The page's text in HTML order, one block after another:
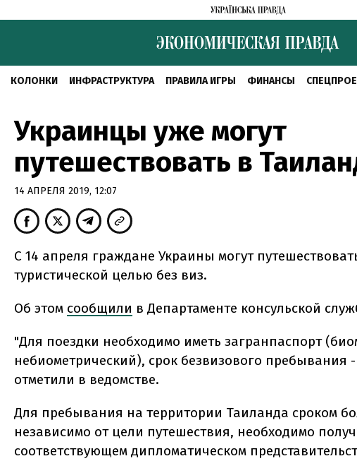
КОЛОНКИ ИНФРАСТРУКТУРА ПРАВИЛА ИГРЫ ФИНАНСЫ
Украинцы уже могут
путешествовать в
14 АПРЕЛЯ 2019, 12:07
С 14 апреля граждане Украины могут
туристической целью без виз.
Об этом сообщили в Департаменте консульской
"Для поездки необходимо иметь загранпаспорт
небиометрический), срок безвизового пребывания
отметили в ведомстве.
Для пребывания на территории Таиланда сроком
независимо от цели путешествия, необходимо
соответствующем дипломатическом